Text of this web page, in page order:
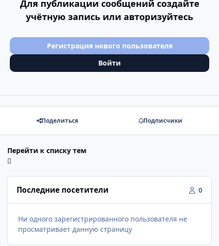
Для публикации сообщений создайте
учётную запись или авторизуйтесь
Регистрация нового пользователя
Войти
Поделиться Подписчики
Перейти к списку тем
Последние посетители 0
Ни одного зарегистрированного пользователя не
просматривает данную страницу